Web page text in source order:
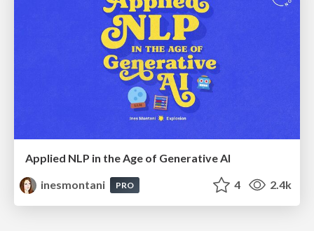
Applied NLP in the Age of Generative AI
inesmontani
PRO 4 2.4k